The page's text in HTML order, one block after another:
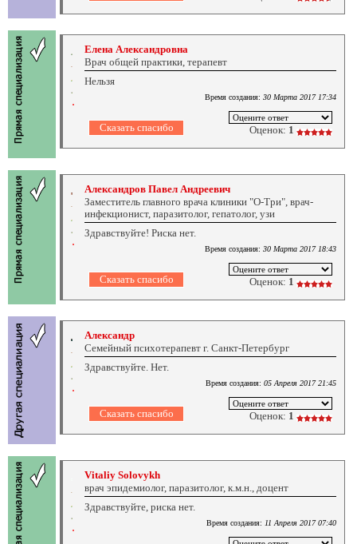
Елена Александровна
Врач общей практики, терапевт
Нельзя
Время создания: 30 Марта 2017 17:34
Оценок: 1
Александров Павел Андреевич
Заместитель главного врача клиники "О-Три", врач-
инфекционист, паразитолог, гепатолог, узи
Здравствуйте! Риска нет.
Время создания: 30 Марта 2017 18:43
Оценок: 1
Александр
Семейный психотерапевт г. Санкт-Петербург
Здравствуйте. Нет.
Время создания: 05 Апреля 2017 21:45
Оценок: 1
Vitaliy Solovykh
врач эпидемиолог, паразитолог, к.м.н., доцент
Здравствуйте, риска нет.
Время создания: 11 Апреля 2017 07:40